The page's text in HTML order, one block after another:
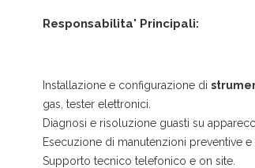
Responsabilita' Principali:
Installazione e configurazione di
gas, tester elettronici.
Diagnosi e risoluzione guasti su
Esecuzione di manutenzioni preventive
Supporto tecnico telefonico e on site.